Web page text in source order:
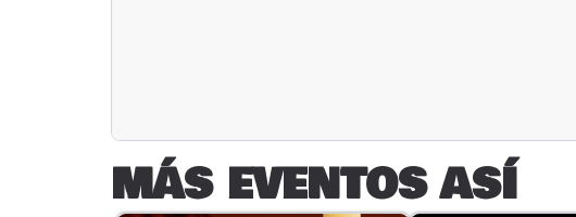
MÁS EVENTOS ASÍ